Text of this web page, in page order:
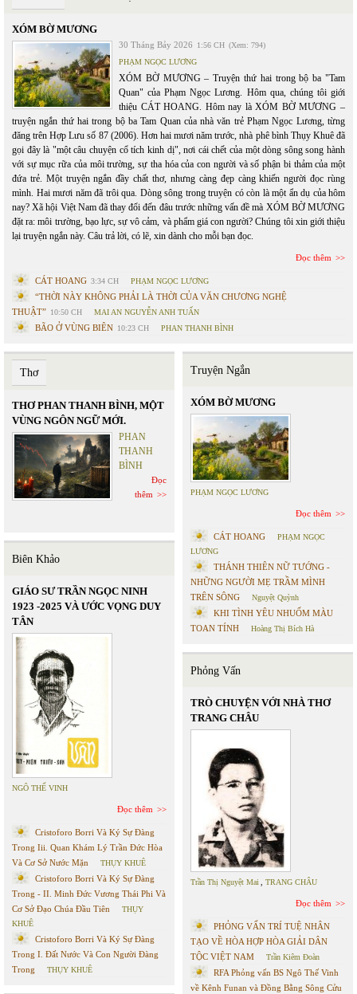
XÓM BỜ MƯƠNG
30 Tháng Bảy 2026 1:56 CH (Xem: 794)
PHẠM NGỌC LƯƠNG
XÓM BỜ MƯƠNG – Truyện thứ hai trong bộ ba "Tam
Quan" của Phạm Ngọc Lương. Hôm qua, chúng tôi giới
thiệu CÁT HOANG. Hôm nay là XÓM BỜ MƯƠNG –
truyện ngắn thứ hai trong bộ ba Tam Quan của nhà văn trẻ Phạm Ngọc Lương, từng
đăng trên Hợp Lưu số 87 (2006). Hơn hai mươi năm trước, nhà phê bình Thụy Khuê đã
gọi đây là "một câu chuyện cổ tích kinh dị", nơi cái chết của một dòng sông song hành
với sự mục rữa của môi trường, sự tha hóa của con người và số phận bi thảm của một
đứa trẻ. Một truyện ngắn đầy chất thơ, nhưng càng đẹp càng khiến người đọc rùng
mình. Hai mươi năm đã trôi qua. Dòng sông trong truyện có còn là một ẩn dụ của hôm
nay? Xã hội Việt Nam đã thay đổi đến đâu trước những vấn đề mà XÓM BỜ MƯƠNG
đặt ra: môi trường, bạo lực, sự vô cảm, và phẩm giá con người? Chúng tôi xin giới thiệu
lại truyện ngắn này. Câu trả lời, có lẽ, xin dành cho mỗi bạn đọc.
Đọc thêm
CÁT HOANG 3:34 CH PHẠM NGỌC LƯƠNG
“THỜI NÀY KHÔNG PHẢI LÀ THỜI CỦA VĂN CHƯƠNG NGHỆ
THUẬT” 10:50 CH MAI AN NGUYỄN ANH TUẤN
BÃO Ở VÙNG BIÊN 10:23 CH PHAN THANH BÌNH
Thơ
THƠ PHAN THANH BÌNH, MỘT
VÙNG NGÔN NGỮ MỚI.
PHAN
THANH
BÌNH
Đọc
thêm
Biên Khảo
GIÁO SƯ TRẦN NGỌC NINH
1923 -2025 VÀ ƯỚC VỌNG DUY
TÂN
NGÔ THẾ VINH
Đọc thêm
Cristoforo Borri Và Ký Sự Đàng
Trong Iii. Quan Khám Lý Trần Đức Hòa
Và Cơ Sở Nước Mặn
THỤY KHUÊ
Cristoforo Borri Và Ký Sự Đàng
Trong - II. Minh Đức Vương Thái Phi Và
Cơ Sở Đạo Chúa Đầu Tiên
THỤY
KHUÊ
Cristoforo Borri Và Ký Sự Đàng
Trong I. Đất Nước Và Con Người Đàng
Trong
THỤY KHUÊ
Truyện Ngắn
XÓM BỜ MƯƠNG
PHẠM NGỌC LƯƠNG
Đọc thêm
CÁT HOANG
PHẠM NGỌC
LƯƠNG
THÁNH THIÊN NỮ TƯỚNG -
NHỮNG NGƯỜI MẸ TRẦM MÌNH
TRÊN SÔNG
Nguyệt Quỳnh
KHI TÌNH YÊU NHUỐM MÀU
TOAN TÍNH
Hoàng Thị Bích Hà
Phỏng Vấn
TRÒ CHUYỆN VỚI NHÀ THƠ
TRANG CHÂU
Trần Thị Nguyệt Mai TRANG CHÂU
Đọc thêm
PHỎNG VẤN TRÍ TUỆ NHÂN
TẠO VỀ HÒA HỢP HÒA GIẢI DÂN
TỘC VIỆT NAM
Trần Kiêm Đoàn
RFA Phỏng vấn BS Ngô Thế Vinh
về Kênh Funan và Đồng Bằng Sông Cửu